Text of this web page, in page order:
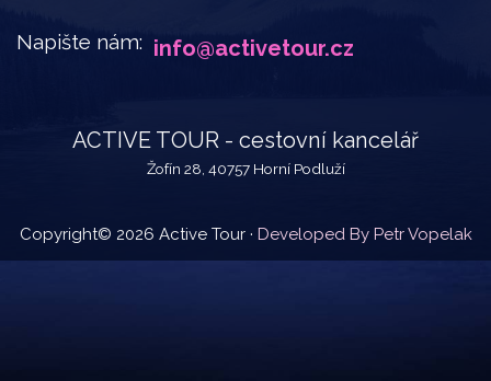
Napište nám: info@activetour.cz
ACTIVE TOUR - cestovní kancelář
Žofín 28, 40757 Horní Podluží
Copyright© 2026 Active Tour · Developed By Petr Vopelak